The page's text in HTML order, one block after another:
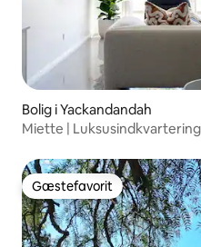
Bolig i Yackandandah
Miette |
Gæstefavorit
Gæstefavorit